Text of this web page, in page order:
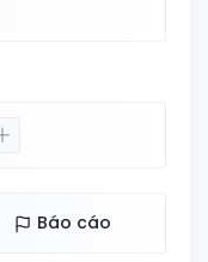
Báo cáo